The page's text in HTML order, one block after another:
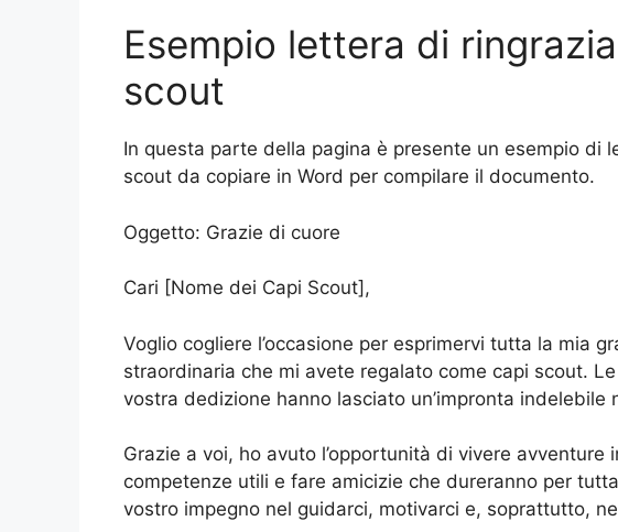
Esempio lettera di
scout
In questa parte della pagina è presente un esempio di
scout da copiare in Word per compilare il documento.
Oggetto: Grazie di cuore
Cari [Nome dei Capi Scout],
Voglio cogliere l’occasione per esprimervi tutta la mia
straordinaria che mi avete regalato come capi scout.
vostra dedizione hanno lasciato un’impronta indelebile
Grazie a voi, ho avuto l’opportunità di vivere avventure
competenze utili e fare amicizie che dureranno per
vostro impegno nel guidarci, motivarci e, soprattutto,